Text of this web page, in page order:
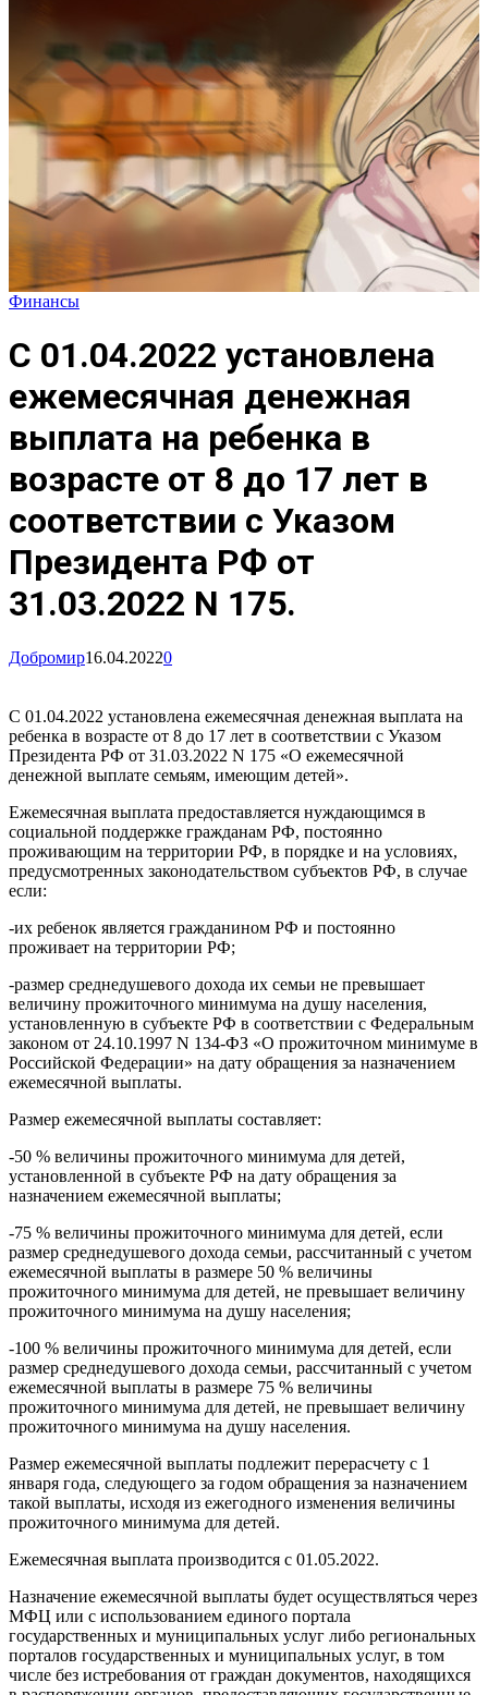
Финансы
С 01.04.2022 установлена
ежемесячная денежная
выплата на ребенка в
возрасте от 8 до 17 лет в
соответствии с Указом
Президента РФ от
31.03.2022 N 175.
Добромир16.04.20220
С 01.04.2022 установлена ежемесячная денежная выплата на
ребенка в возрасте от 8 до 17 лет в соответствии с Указом
Президента РФ от 31.03.2022 N 175 «О ежемесячной
денежной выплате семьям, имеющим детей».
Ежемесячная выплата предоставляется нуждающимся в
социальной поддержке гражданам РФ, постоянно
проживающим на территории РФ, в порядке и на условиях,
предусмотренных законодательством субъектов РФ, в случае
если:
-их ребенок является гражданином РФ и постоянно
проживает на территории РФ;
-размер среднедушевого дохода их семьи не превышает
величину прожиточного минимума на душу населения,
установленную в субъекте РФ в соответствии с Федеральным
законом от 24.10.1997 N 134-ФЗ «О прожиточном минимуме в
Российской Федерации» на дату обращения за назначением
ежемесячной выплаты.
Размер ежемесячной выплаты составляет:
-50 % величины прожиточного минимума для детей,
установленной в субъекте РФ на дату обращения за
назначением ежемесячной выплаты;
-75 % величины прожиточного минимума для детей, если
размер среднедушевого дохода семьи, рассчитанный с учетом
ежемесячной выплаты в размере 50 % величины
прожиточного минимума для детей, не превышает величину
прожиточного минимума на душу населения;
-100 % величины прожиточного минимума для детей, если
размер среднедушевого дохода семьи, рассчитанный с учетом
ежемесячной выплаты в размере 75 % величины
прожиточного минимума для детей, не превышает величину
прожиточного минимума на душу населения.
Размер ежемесячной выплаты подлежит перерасчету с 1
января года, следующего за годом обращения за назначением
такой выплаты, исходя из ежегодного изменения величины
прожиточного минимума для детей.
Ежемесячная выплата производится с 01.05.2022.
Назначение ежемесячной выплаты будет осуществляться через
МФЦ или с использованием единого портала
государственных и муниципальных услуг либо региональных
порталов государственных и муниципальных услуг, в том
числе без истребования от граждан документов, находящихся